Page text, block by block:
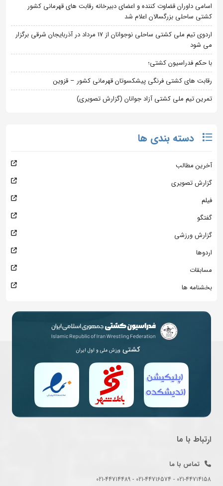
اسامی داوران قضاوت کننده و اعضای دبیرخانه رقابت های قهرمانی کشور
کشتی ساحلی بزرگسالان اعلام شد
اردوی تیم ملی کشتی ساحلی نوجوانان از 17 مرداد در آذربایجان شرقی برگزار
می شود
با حکم فدراسیون کشتی؛
رقابت های کشتی فرنگی پیشکسوتان قهرمانی کشور – قزوین
تمرین تیم ملی کشتی آزاد جوانان (گزارش تصویری)
دسته بندی ها
آخرین مطالب
گزارش تصویری
فیلم
گفتگو
گزارش ورزشی
اردوها
مسابقات
بخشنامه ها
کشتی ورزش ملی و اول ایران
ارتباط با ما
تماس با ما
021-44714158 - 021-44716574 - 021-44714489